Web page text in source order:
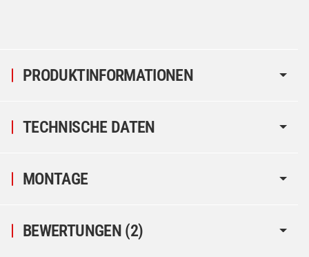
PRODUKTINFORMATIONEN
TECHNISCHE DATEN
MONTAGE
BEWERTUNGEN (2)